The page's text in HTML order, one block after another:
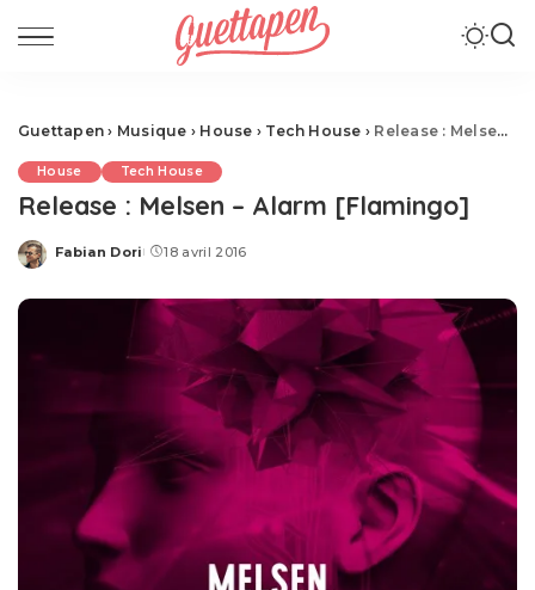
Guettapen › Musique › House › Tech House › Release : Melsen – Alarm [Flamingo]
House Tech House
Release : Melsen – Alarm [Flamingo]
Posted
Fabian Dori 18 avril 2016